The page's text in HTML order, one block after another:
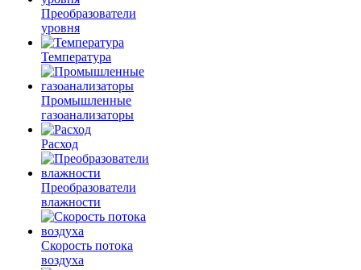
Преобразователи
уровня
Температура
Промышленные
газоанализаторы
Расход
Преобразователи
влажности
Скорость потока
воздуха